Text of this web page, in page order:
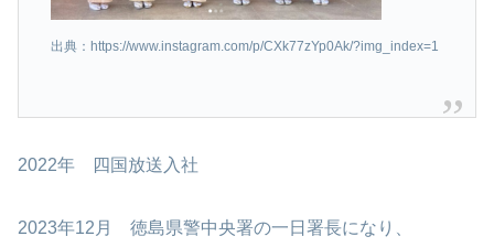
出典：https://www.instagram.com/p/CXk77zYp0Ak/?img_index=1
2022年 四国放送入社
2023年12月 徳島県警中央署の一日署長になり、